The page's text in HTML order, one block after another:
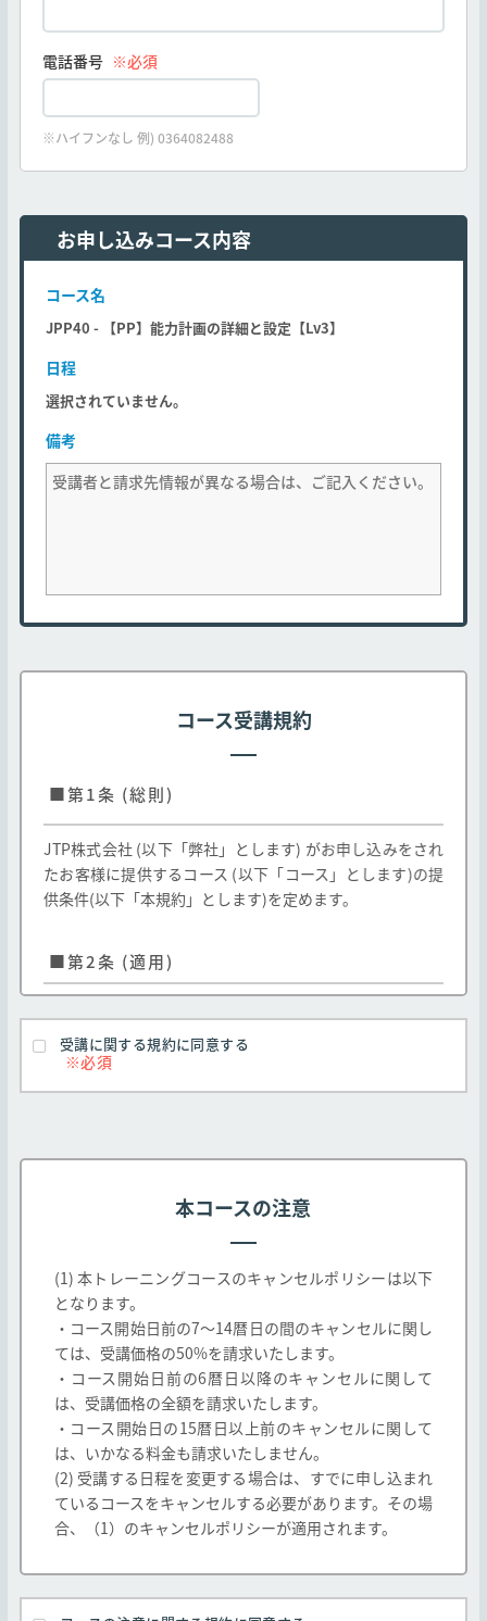
電話番号 ※必須
※ハイフンなし 例) 0364082488
お申し込みコース内容
コース名
JPP40 - 【PP】能力計画の詳細と設定【Lv3】
日程
選択されていません。
備考
コース受講規約
■第1条 (総則)
JTP株式会社 (以下「弊社」とします) がお申し込みをされ
たお客様に提供するコース (以下「コース」とします)の提
供条件(以下「本規約」とします)を定めます。
■第2条 (適用)
弊社のお客様に対する弊社コースの提供はお客様
が本規約のすべての条項に同意することを条件と
します
載されるコース及び、弊社教育パンフレット等に
ンフレット等に掲載されたコースであっても、以
下各号に定めるコースの取り扱いについては以下
一社研修としてのみ提供されるコースは弊社と
お客様間で別途締結する契約に基づき提供され
るものとし、本規約は適用されません。
弊社以外の第三者が提供し、弊社が受講の取次
のみを行う(以下「他社開催」とします、また当
該第三者を「他社」とします)コースは、本規約
と他社の定める契約条件の両方が適用されるも
のとします。但し、本規約と他社の定める契約
条件が異なる場合は他社の契約条件が本規約に
優先して適用されます。
約を変更できるものとします。なお、この場合
弊社はただちに弊社Webサイトに変更後の規約
受講に関する規約に同意する
本コースの注意
(1) 本トレーニングコースのキャンセルポリシーは以下
となります。
・コース開始日前の7～14暦日の間のキャンセルに関し
ては、受講価格の50%を請求いたします。
・コース開始日前の6暦日以降のキャンセルに関して
は、受講価格の全額を請求いたします。
・コース開始日の15暦日以上前のキャンセルに関して
は、いかなる料金も請求いたしません。
(2) 受講する日程を変更する場合は、すでに申し込まれ
ているコースをキャンセルする必要があります。その場
合、（1）のキャンセルポリシーが適用されます。